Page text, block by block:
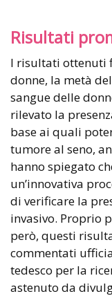
Risultati
I risultati ottenuti
donne, la metà
sangue delle
rilevato la
base ai quali
tumore al seno,
hanno spiegato
un’innovativa
di verificare la
invasivo. Proprio
però, questi
commentati
tedesco per la
astenuto da